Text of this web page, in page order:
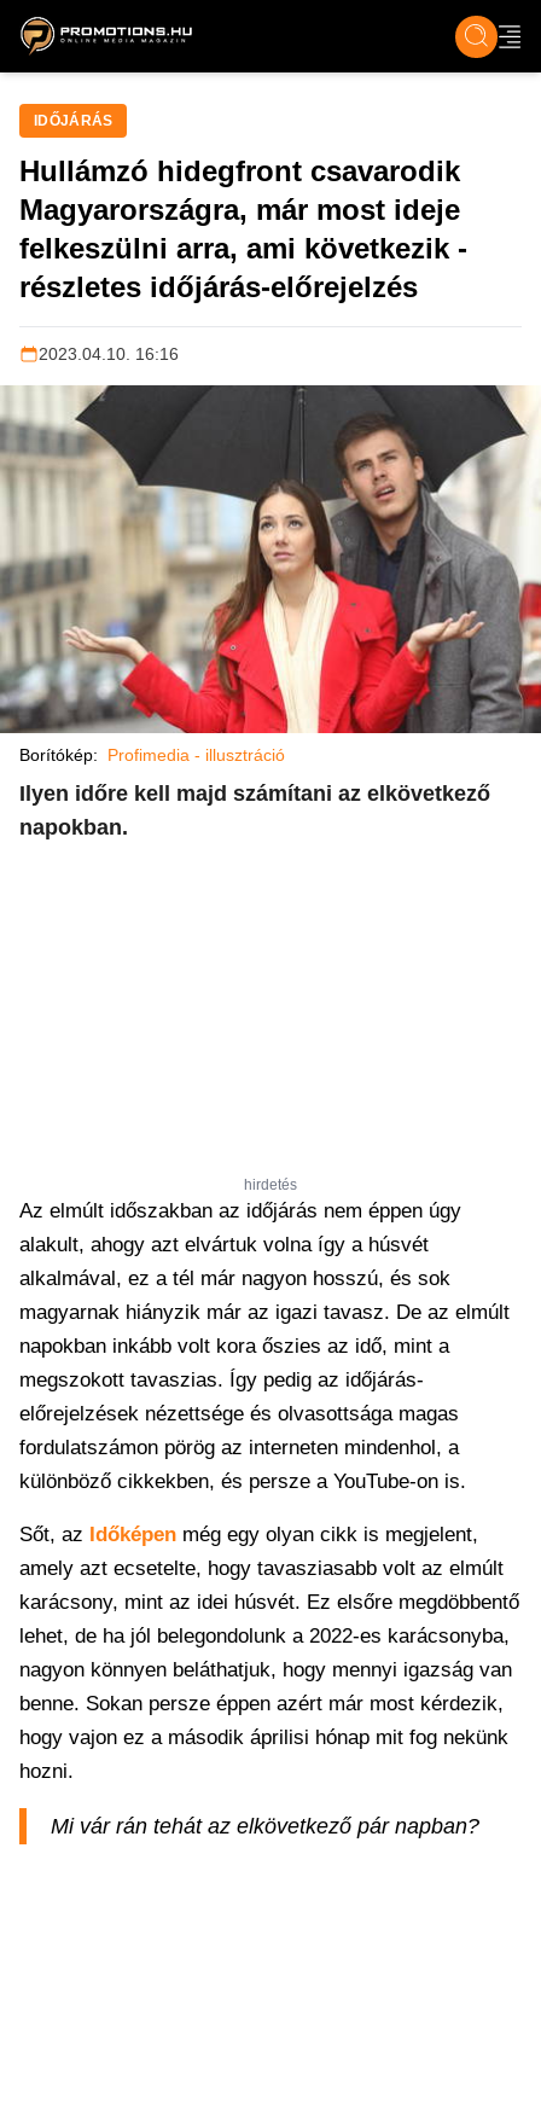
ZENE, FILM & KULT ÉLET TECH &
IDŐJÁRÁS
Hullámzó hidegfront csavarodik
Magyarországra, már most ideje
felkeszülni arra, ami következik -
részletes időjárás-előrejelzés
2023.04.10. 16:16
Borítókép: Profimedia - illusztráció
Ilyen időre kell majd számítani az elkövetkező
napokban.
hirdetés
Az elmúlt időszakban az időjárás nem éppen úgy
alakult, ahogy azt elvártuk volna így a húsvét
alkalmával, ez a tél már nagyon hosszú, és sok
magyarnak hiányzik már az igazi tavasz. De az elmúlt
napokban inkább volt kora őszies az idő, mint a
megszokott tavaszias. Így pedig az időjárás-
előrejelzések nézettsége és olvasottsága magas
fordulatszámon pörög az interneten mindenhol, a
különböző cikkekben, és persze a YouTube-on is.
Sőt, az Időképen még egy olyan cikk is megjelent,
amely azt ecsetelte, hogy tavasziasabb volt az elmúlt
karácsony, mint az idei húsvét. Ez elsőre megdöbbentő
lehet, de ha jól belegondolunk a 2022-es karácsonyba,
nagyon könnyen beláthatjuk, hogy mennyi igazság van
benne. Sokan persze éppen azért már most kérdezik,
hogy vajon ez a második áprilisi hónap mit fog nekünk
hozni.
Mi vár rán tehát az elkövetkező pár napban?